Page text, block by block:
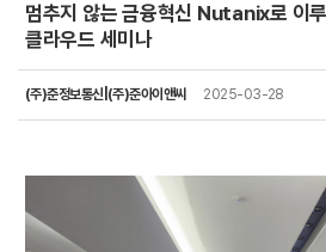
멈추지 않는 금융혁신 Nutanix로 이
클라우드 세미나
(주)준정보통신|(주)준아이앤씨 2025-03-28